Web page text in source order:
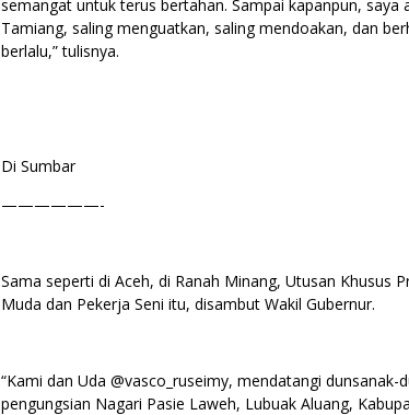
semangat untuk terus bertahan. Sampai kapanpun, saya
Tamiang, saling menguatkan, saling mendoakan, dan
berlalu,” tulisnya.
Di Sumbar
——————-
Sama seperti di Aceh, di Ranah Minang, Utusan Khusus
Muda dan Pekerja Seni itu, disambut Wakil Gubernur.
“Kami dan Uda @vasco_ruseimy, mendatangi
pengungsian Nagari Pasie Laweh, Lubuak Aluang,